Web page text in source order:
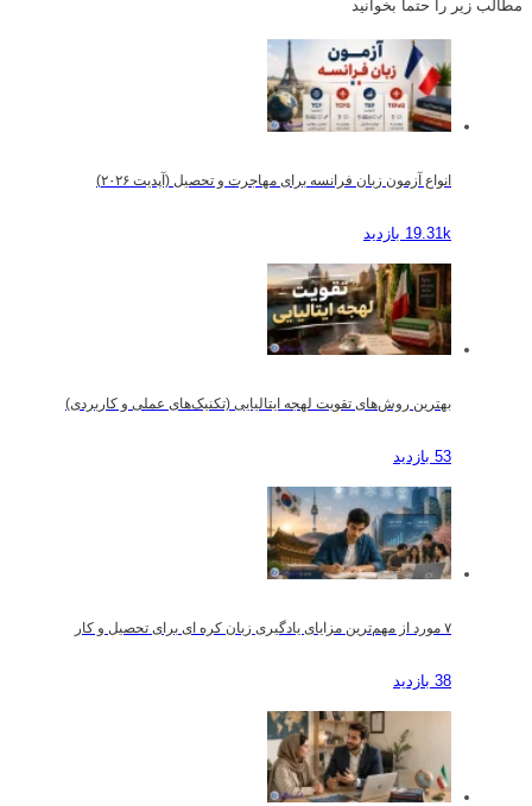
مطالب زیر را حتما بخوانید
انواع آزمون زبان فرانسه برای مهاجرت و تحصیل (آپدیت ۲۰۲۶)
19.31k بازدید
بهترین روش‌های تقویت لهجه ایتالیایی (تکنیک‌های عملی و کاربردی)
53 بازدید
۷ مورد از مهم‌ترین مزایای یادگیری زبان کره ای برای تحصیل و کار
38 بازدید